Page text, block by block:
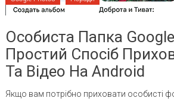
Особиста Папка
Простий Спосіб
Та Відео На Android
Якщо вам потрібно приховати особисті